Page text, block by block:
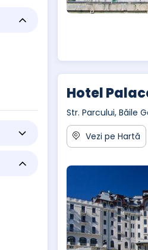
Hotel
Str. Parcului, Băile
Vezi pe Hartă